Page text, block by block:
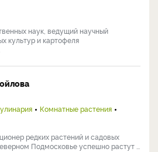
наук, ведущий научный
культур и картофеля
Комнатные растения
редких растений и садовых
Подмосковье успешно растут ...